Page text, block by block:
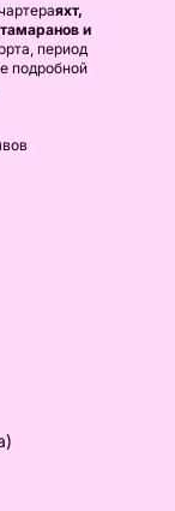
яхт,
и
период
подробной